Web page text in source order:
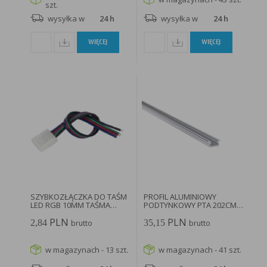
szt.
wysyłka w
24 h
WIĘCEJ
wysyłka w
24 h
WIĘCEJ
SZYBKOZŁĄCZKA DO TAŚM
LED RGB 10MM TAŚMA
2,84 PLN brutto
w magazynach - 13 szt.
PROFIL ALUMINIOWY
PODTYNKOWY PTA 202CM
35,15 PLN brutto
w magazynach - 41 szt.